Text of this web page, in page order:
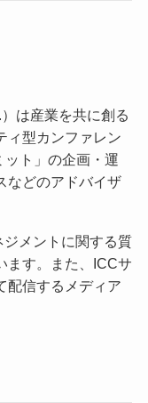
は産業を共に創る
ィ型カンファレン
ト」の企画・運
などのアドバイザ
メントに関する質
ます。また、ICCサ
配信するメディア